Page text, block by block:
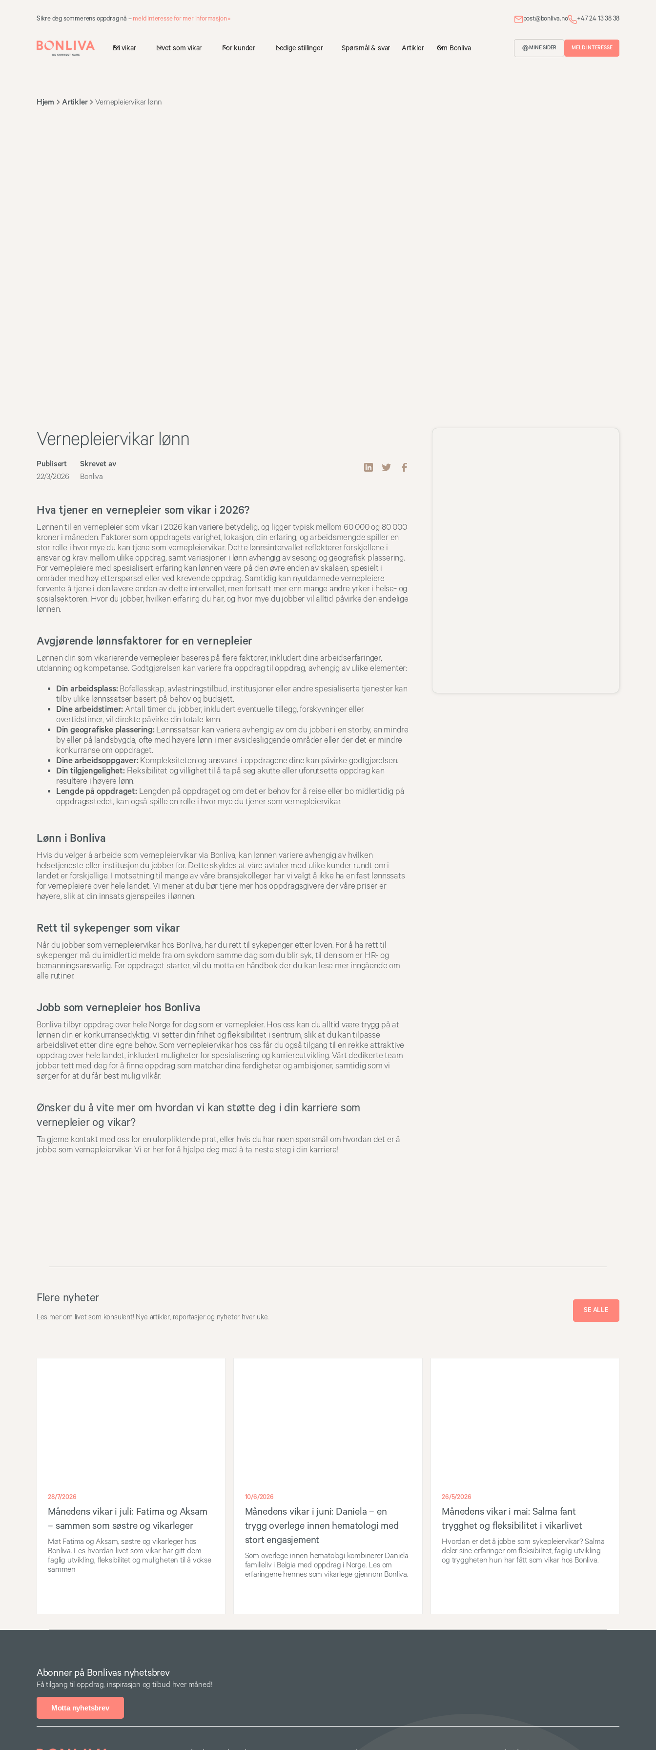
Sikre deg sommerens oppdrag nå – meld interesse for mer informasjon » post@bonliva.no +47 24 13 38 38
Bli vikar Livet som vikar For kunder Ledige stillinger Spørsmål & svar Artikler Om Bonliva MINE SIDER MELD INTERESSE
Hjem Artikler Vernepleiervikar lønn
Vernepleiervikar lønn
Publisert
22/3/2026
Skrevet av
Bonliva
Hva tjener en vernepleier som vikar i 2026?
Lønnen til en vernepleier som vikar i 2026 kan variere betydelig, og ligger typisk mellom 60 000 og 80 000
kroner i måneden. Faktorer som oppdragets varighet, lokasjon, din erfaring, og arbeidsmengde spiller en
stor rolle i hvor mye du kan tjene som vernepleiervikar. Dette lønnsintervallet reflekterer forskjellene i
ansvar og krav mellom ulike oppdrag, samt variasjoner i lønn avhengig av sesong og geografisk plassering.
For vernepleiere med spesialisert erfaring kan lønnen være på den øvre enden av skalaen, spesielt i
områder med høy etterspørsel eller ved krevende oppdrag. Samtidig kan nyutdannede vernepleiere
forvente å tjene i den lavere enden av dette intervallet, men fortsatt mer enn mange andre yrker i helse- og
sosialsektoren. Hvor du jobber, hvilken erfaring du har, og hvor mye du jobber vil alltid påvirke den endelige
lønnen.
Avgjørende lønnsfaktorer for en vernepleier
Lønnen din som vikarierende vernepleier baseres på flere faktorer, inkludert dine arbeidserfaringer,
utdanning og kompetanse. Godtgjørelsen kan variere fra oppdrag til oppdrag, avhengig av ulike elementer:
Din arbeidsplass:Bofellesskap, avlastningstilbud, institusjoner eller andre spesialiserte tjenester kan
tilby ulike lønnssatser basert på behov og budsjett.
Dine arbeidstimer: Antall timer du jobber, inkludert eventuelle tillegg, forskyvninger eller
overtidstimer, vil direkte påvirke din totale lønn.
Din geografiske plassering:Lønnssatser kan variere avhengig av om du jobber i en storby, en mindre
by eller på landsbygda, ofte med høyere lønn i mer avsidesliggende områder eller der det er mindre
konkurranse om oppdraget.
Dine arbeidsoppgaver:Kompleksiteten og ansvaret i oppdragene dine kan påvirke godtgjørelsen.
Din tilgjengelighet:Fleksibilitet og villighet til å ta på seg akutte eller uforutsette oppdrag kan
resultere i høyere lønn.
Lengde på oppdraget:Lengden på oppdraget og om det er behov for å reise eller bo midlertidig på
oppdragsstedet, kan også spille en rolle i hvor mye du tjener som vernepleiervikar.
Lønn i Bonliva
Hvis du velger å arbeide som vernepleiervikar via Bonliva, kan lønnen variere avhengig av hvilken
helsetjeneste eller institusjon du jobber for. Dette skyldes at våre avtaler med ulike kunder rundt om i
landet er forskjellige. I motsetning til mange av våre bransjekolleger har vi valgt å ikke ha en fast lønnssats
for vernepleiere over hele landet. Vi mener at du bør tjene mer hos oppdragsgivere der våre priser er
høyere, slik at din innsats gjenspeiles i lønnen.
Rett til sykepenger som vikar
Når du jobber som vernepleiervikar hos Bonliva, har du rett til sykepenger etter loven. For å ha rett til
sykepenger må du imidlertid melde fra om sykdom samme dag som du blir syk, til den som er HR- og
bemanningsansvarlig. Før oppdraget starter, vil du motta en håndbok der du kan lese mer inngående om
alle rutiner.
Jobb som vernepleier hos Bonliva
Bonliva tilbyr oppdrag over hele Norge for deg som er vernepleier. Hos oss kan du alltid være trygg på at
lønnen din er konkurransedyktig. Vi setter din frihet og fleksibilitet i sentrum, slik at du kan tilpasse
arbeidslivet etter dine egne behov. Som vernepleiervikar hos oss får du også tilgang til en rekke attraktive
oppdrag over hele landet, inkludert muligheter for spesialisering og karriereutvikling. Vårt dedikerte team
jobber tett med deg for å finne oppdrag som matcher dine ferdigheter og ambisjoner, samtidig som vi
sørger for at du får best mulig vilkår.
Ønsker du å vite mer om hvordan vi kan støtte deg i din karriere som
vernepleier og vikar?
Ta gjerne kontakt med oss for en uforpliktende prat, eller hvis du har noen spørsmål om hvordan det er å
jobbe som vernepleiervikar. Vi er her for å hjelpe deg med å ta neste steg i din karriere!
Flere nyheter
Les mer om livet som konsulent! Nye artikler, reportasjer og nyheter hver uke.
SE ALLE
28/7/2026
Månedens vikar i juli: Fatima og Aksam
– sammen som søstre og vikarleger
Møt Fatima og Aksam, søstre og vikarleger hos
Bonliva. Les hvordan livet som vikar har gitt dem
faglig utvikling, fleksibilitet og muligheten til å vokse
sammen
10/6/2026
Månedens vikar i juni: Daniela – en
trygg overlege innen hematologi med
stort engasjement
Som overlege innen hematologi kombinerer Daniela
familieliv i Belgia med oppdrag i Norge. Les om
erfaringene hennes som vikarlege gjennom Bonliva.
26/5/2026
Månedens vikar i mai: Salma fant
trygghet og fleksibilitet i vikarlivet
Hvordan er det å jobbe som sykepleiervikar? Salma
deler sine erfaringer om fleksibilitet, faglig utvikling
og tryggheten hun har fått som vikar hos Bonliva.
Abonner på Bonlivas nyhetsbrev
Få tilgang til oppdrag, inspirasjon og tilbud hver måned!
Motta nyhetsbrev